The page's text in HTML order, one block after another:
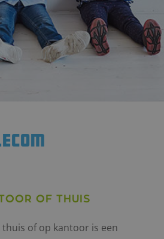
of thuis
thuis of op kantoor is een